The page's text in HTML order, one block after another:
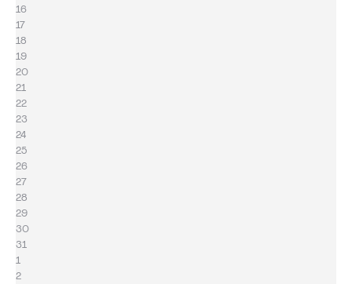
16
17
18
19
20
21
22
23
24
25
26
27
28
29
30
31
1
2